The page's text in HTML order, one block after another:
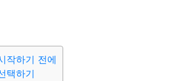
작하기 전에
택하기